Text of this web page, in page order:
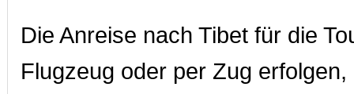
Die Anreise nach Tibet für die
Flugzeug oder per Zug erfolgen,